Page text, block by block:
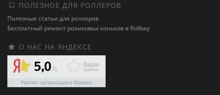
ПОЛЕЗНОЕ ДЛЯ РОЛЛЕРОВ
Полезные статьи для роллеров
Бесплатный ремонт роликовых коньков в Rollbay
О НАС НА ЯНДЕКСЕ